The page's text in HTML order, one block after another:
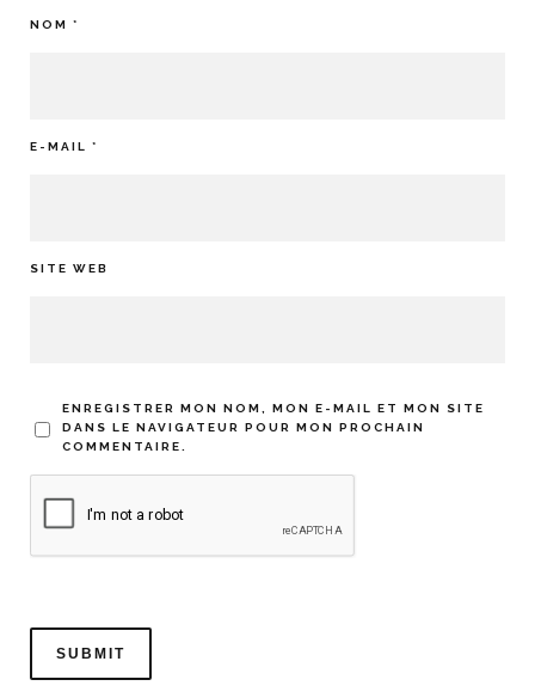
NOM *
E-MAIL *
SITE WEB
ENREGISTRER MON NOM, MON E-MAIL ET MON SITE
DANS LE NAVIGATEUR POUR MON PROCHAIN
COMMENTAIRE.